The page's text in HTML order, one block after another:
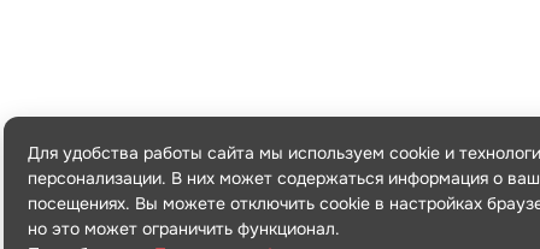
Для удобства работы сайта мы используем cookie и
персонализации. В них может содержаться информация о
посещениях. Вы можете отключить cookie в настройках
но это может ограничить функционал.